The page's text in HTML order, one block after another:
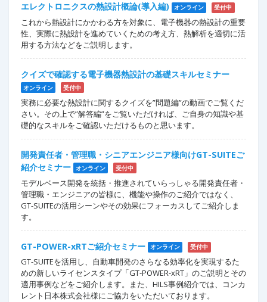
エレクトロニクスの熱設計概論(導入編) オンライン 受付中
これから熱設計にかかわる方を対象に、電子機器の熱設計の重要
性、実際に熱設計を進めていくための考え方、熱解析を適切に活
用する方法などをご説明します。
クイズで確認する電子機器熱設計の基礎スキルセミナー
オンライン 受付中
実務に必要な熱設計に関するクイズを”問題編”の動画でご覧くだ
さい。その上で”解答編”をご覧いただければ、ご自身の知識や基
礎的なスキルをご確認いただけるものと思います。
開発責任者・管理職・シニアエンジニア様向けGT-SUITEご
紹介セミナー
オンライン 受付中
モデルベース開発を統括・推進されていらっしゃる開発責任者・
管理職・エンジニアの皆様に、機能や操作のご紹介ではなく、
GT-SUITEの活用シーンやその効果にフォーカスしてご紹介しま
す。
GT-POWER-xRTご紹介セミナー オンライン 受付中
GT-SUITEを活用し、自動車開発のさらなる効率化を実現するた
めの新しいライセンスタイプ「GT-POWER-xRT」のご説明とその
適用事例などをご紹介します。また、HILS事例紹介では、コンカ
レント日本株式会社様にご協力をいただいております。